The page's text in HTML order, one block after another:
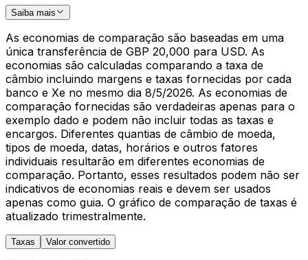
Saiba mais
As economias de comparação são baseadas em uma
única transferência de GBP 20,000 para USD. As
economias são calculadas comparando a taxa de
câmbio incluindo margens e taxas fornecidas por cada
banco e Xe no mesmo dia 8/5/2026. As economias de
comparação fornecidas são verdadeiras apenas para o
exemplo dado e podem não incluir todas as taxas e
encargos. Diferentes quantias de câmbio de moeda,
tipos de moeda, datas, horários e outros fatores
individuais resultarão em diferentes economias de
comparação. Portanto, esses resultados podem não ser
indicativos de economias reais e devem ser usados
apenas como guia. O gráfico de comparação de taxas é
atualizado trimestralmente.
Taxas Valor convertido